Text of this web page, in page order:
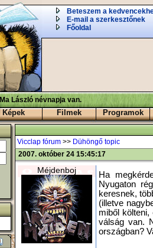
Beteszem a
E-mail a szerkesztőnek
Főoldal
Ma László névnapja van.
Képek Filmek Programok
Vicclap fórum >> Dühöngő topic
2007. október 24 15:45:17
Méjdenboj
Ha
Nyugaton
keresnek,
(illetve
miből
válság van.
országban?